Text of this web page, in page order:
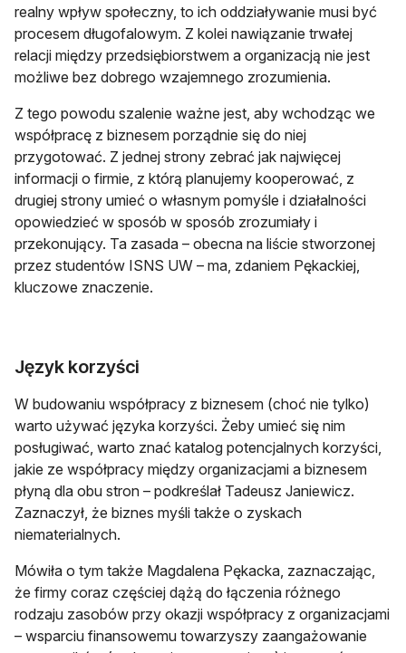
realny wpływ społeczny, to ich oddziaływanie musi być
procesem długofalowym. Z kolei nawiązanie trwałej
relacji między przedsiębiorstwem a organizacją nie jest
możliwe bez dobrego wzajemnego zrozumienia.
Z tego powodu szalenie ważne jest, aby wchodząc we
współpracę z biznesem porządnie się do niej
przygotować. Z jednej strony zebrać jak najwięcej
informacji o firmie, z którą planujemy kooperować, z
drugiej strony umieć o własnym pomyśle i działalności
opowiedzieć w sposób w sposób zrozumiały i
przekonujący. Ta zasada – obecna na liście stworzonej
przez studentów ISNS UW – ma, zdaniem Pękackiej,
kluczowe znaczenie.
Język korzyści
W budowaniu współpracy z biznesem (choć nie tylko)
warto używać języka korzyści. Żeby umieć się nim
posługiwać, warto znać katalog potencjalnych korzyści,
jakie ze współpracy między organizacjami a biznesem
płyną dla obu stron – podkreślał Tadeusz Janiewicz.
Zaznaczył, że biznes myśli także o zyskach
niematerialnych.
Mówiła o tym także Magdalena Pękacka, zaznaczając,
że firmy coraz częściej dążą do łączenia różnego
rodzaju zasobów przy okazji współpracy z organizacjami
– wsparciu finansowemu towarzyszy zaangażowanie